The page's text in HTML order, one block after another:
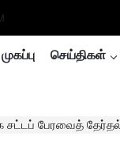
முகப்பு செய்திகள்
சட்டப் பேரவைத் தேர்தல்